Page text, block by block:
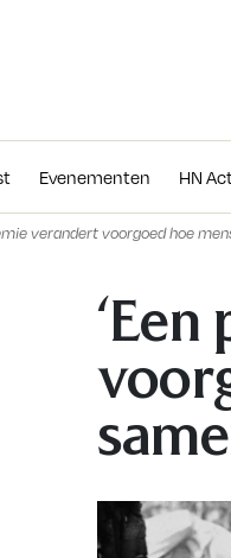
Evenementen HN
verandert voorgoed hoe